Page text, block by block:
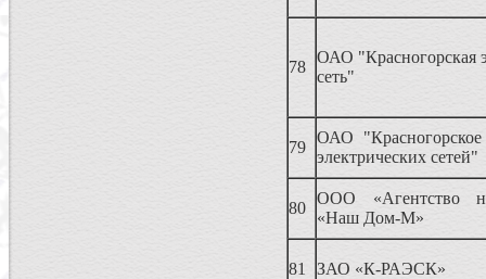
78
ОАО "Красногорская
сеть"
79
ОАО "Красногорское
электрических сетей"
80
ООО «Агентство
«Наш Дом-М»
81 ЗАО «К-РАЭСК»